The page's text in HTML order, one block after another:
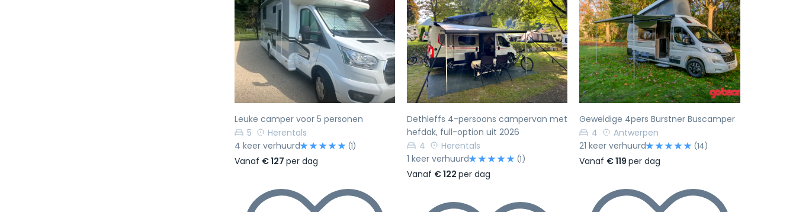
Vorige Volgende
Leuke camper voor 5 personen
5
Herentals
4 keer verhuurd
(1)
Vanaf € 127 per dag
Vorige Volgende
Dethleffs 4-persoons campervan met
hefdak, full-option uit 2026
4
Herentals
1 keer verhuurd
(1)
Vanaf € 122 per dag
Vorige Volgende
Geweldige 4pers Burstner Buscamper
4
Antwerpen
21 keer verhuurd
(14)
Vanaf € 119per dag